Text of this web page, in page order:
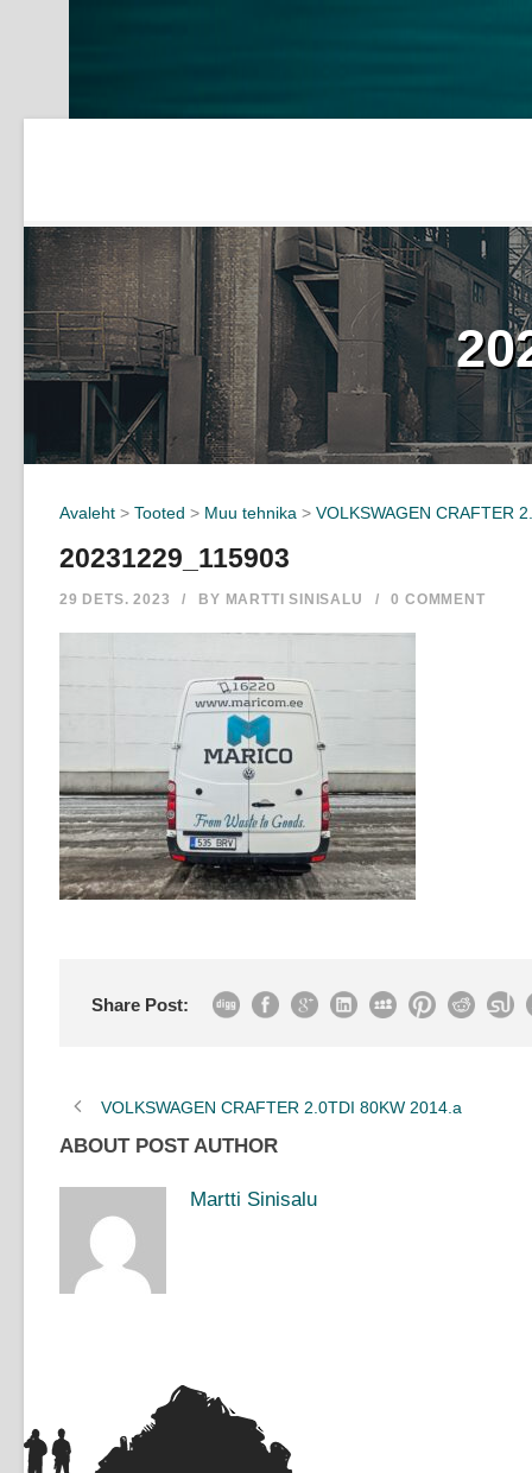
Avaleht > Tooted > Muu tehnika > VOLKSWAGEN CRAFTER
20231229_115903
29 DETS. 2023 / BY MARTTI SINISALU / 0 COMMENT
Share Post:
VOLKSWAGEN CRAFTER 2.0TDI 80KW 2014.a
ABOUT POST AUTHOR
Martti Sinisalu